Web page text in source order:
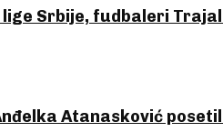
Srbije, fudbaleri
Atanasković